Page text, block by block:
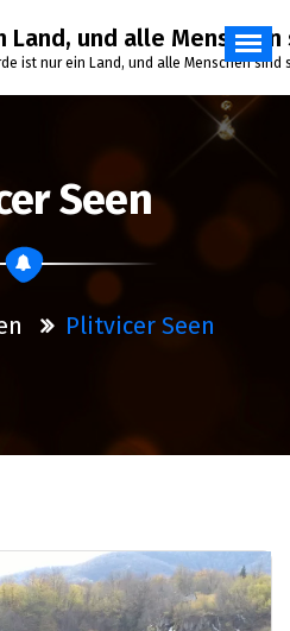
Land, und alle
ist nur ein Land, und alle Menschen
Seen
Plitvicer Seen